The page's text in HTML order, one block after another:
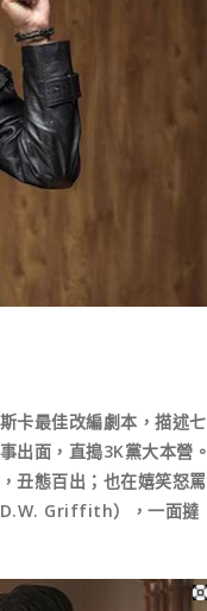
卡最佳改編劇本，描述七
出面，直搗3K黨大本營。
丑態百出；也在嬉笑怒罵
D.W. Griffith），一面撻